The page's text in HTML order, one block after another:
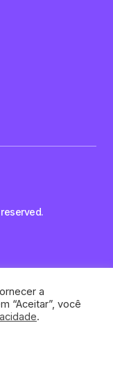
a
“Aceitar”, você
.